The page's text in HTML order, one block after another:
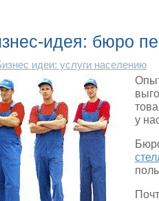
идея: бюро
идеи: услуги населению
у